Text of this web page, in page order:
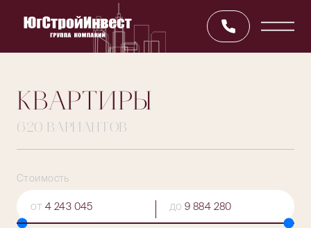
КВАРТИРЫ
620 ВАРИАНТОВ
Стоимость
от до